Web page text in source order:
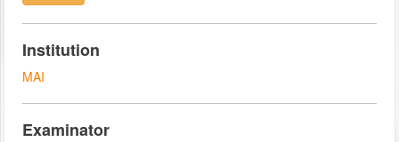
Institution
MAI
Examinator